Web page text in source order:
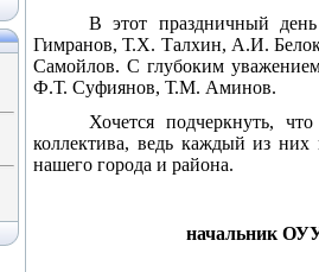
В этот праздничный
Гимранов, Т.Х. Талхин, А.И.
Самойлов. С глубоким
Ф.Т. Суфиянов, Т.М. Аминов.
Хочется подчеркнуть,
коллектива, ведь каждый из
нашего города и района.
начальник